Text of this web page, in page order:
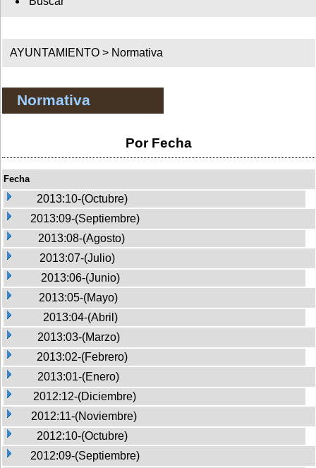
AYUNTAMIENTO > Normativa
Normativa
Por Fecha
Fecha
2013:10-(Octubre)
2013:09-(Septiembre)
2013:08-(Agosto)
2013:07-(Julio)
2013:06-(Junio)
2013:05-(Mayo)
2013:04-(Abril)
2013:03-(Marzo)
2013:02-(Febrero)
2013:01-(Enero)
2012:12-(Diciembre)
2012:11-(Noviembre)
2012:10-(Octubre)
2012:09-(Septiembre)